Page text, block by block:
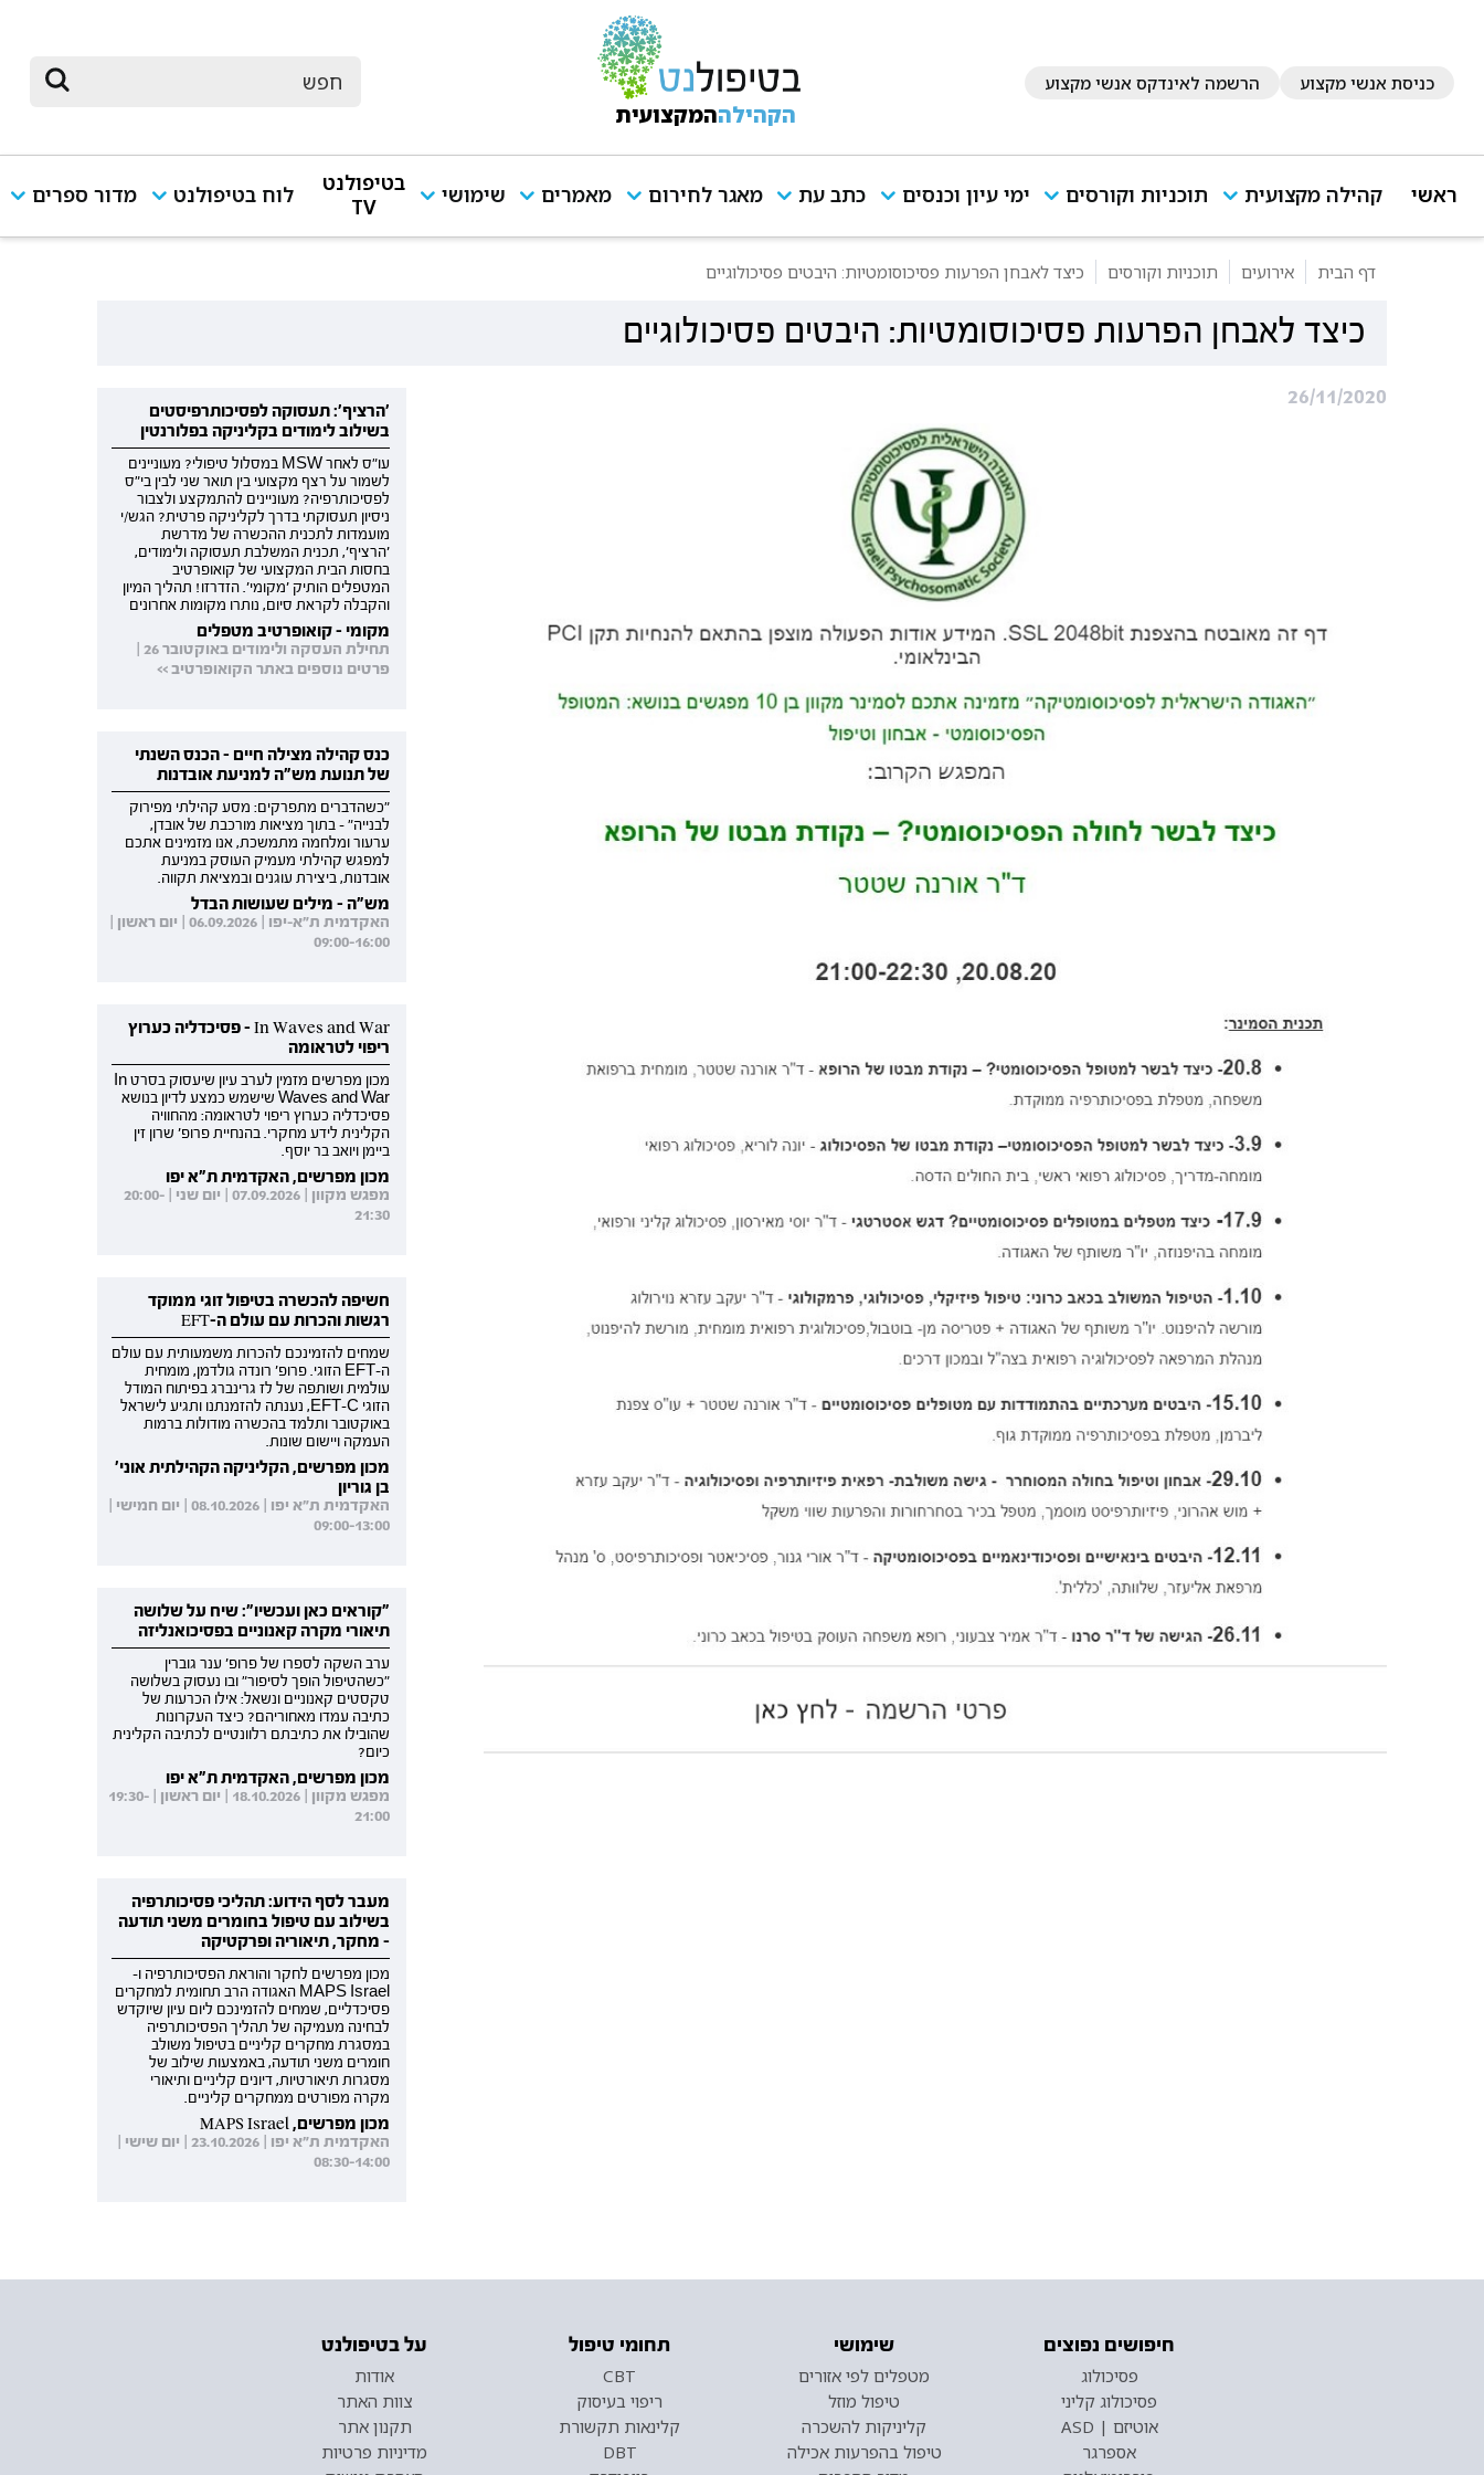
כניסת אנשי מקצוע הרשמה לאינדקס אנשי מקצוע
הקהילההמקצועית
ראשי קהילה מקצועית תוכניות וקורסים ימי עיון וכנסים כתב עת מאגר לחירום מאמרים שימושי
בטיפולנט
TV
לוח בטיפולנט מדור ספרים
דף הבית אירועים תוכניות וקורסים כיצד לאבחן הפרעות פסיכוסומטיות: היבטים פסיכולוגיים
כיצד לאבחן הפרעות פסיכוסומטיות: היבטים פסיכולוגיים
26/11/2020
'הרציף': תעסוקה לפסיכותרפיסטים
בשילוב לימודים בקליניקה בפלורנטין
עו"ס לאחר MSW במסלול טיפולי? מעוניינים
לשמור על רצף מקצועי בין תואר שני לבין בי"ס
לפסיכותרפיה? מעוניינים להתמקצע ולצבור
ניסיון תעסוקתי בדרך לקליניקה פרטית? הגש/י
מועמדות לתכנית ההכשרה של מדרשת
'הרציף', תכנית המשלבת תעסוקה ולימודים,
בחסות הבית המקצועי של קואופרטיב
המטפלים הותיק 'מקומי'. הזדרזו! תהליך המיון
והקבלה לקראת סיום, נותרו מקומות אחרונים
מקומי - קואופרטיב מטפלים
תחילת העסקה ולימודים באוקטובר 26 |
פרטים נוספים באתר הקואופרטיב >>
כנס קהילה מצילה חיים - הכנס השנתי
של תנועת מש"ה למניעת אובדנות
"כשהדברים מתפרקים: מסע קהילתי מפירוק
לבנייה" - בתוך מציאות מורכבת של אובדן,
ערעור ומלחמה מתמשכת, אנו מזמינים אתכם
למפגש קהילתי מעמיק העוסק במניעת
אובדנות, ביצירת עוגנים ובמציאת תקווה.
מש"ה - מילים שעושות הבדל
האקדמית ת"א-יפו | 06.09.2026 | יום ראשון |
09:00-16:00
In Waves and War - פסיכדליה כערוץ
ריפוי לטראומה
מכון מפרשים מזמין לערב עיון שיעסוק בסרט In
Waves and War שישמש כמצע לדיון בנושא
פסיכדליה כערוץ ריפוי לטראומה: מהחוויה
הקלינית לידע מחקרי. בהנחיית פרופ' שרון זין
ביימן ויואב בר יוסף.
מכון מפרשים, האקדמית ת"א יפו
מפגש מקוון | 07.09.2026 | יום שני | 20:00-
21:30
חשיפה להכשרה בטיפול זוגי ממוקד
רגשות והכרות עם עולם ה-EFT
שמחים להזמינכם להכרות משמעותית עם עולם
ה-EFT הזוגי. פרופ' רונדה גולדמן, מומחית
עולמית ושותפה של לז גרינברג בפיתוח המודל
הזוגי EFT-C, נענתה להזמנתנו ותגיע לישראל
באוקטובר ותלמד בהכשרה מודולות ברמות
העמקה ויישום שונות.
מכון מפרשים, הקליניקה הקהילתית אוני'
בן גוריון
האקדמית ת"א יפו | 08.10.2026 | יום חמישי |
09:00-13:00
"קוראים כאן ועכשיו": שיח על שלושה
תיאורי מקרה קאנוניים בפסיכואנליזה
ערב השקה לספרו של פרופ' ענר גוברין
"כשהטיפול הופך לסיפור" ובו נעסוק בשלושה
טקסטים קאנוניים ונשאל: אילו הכרעות של
כתיבה עמדו מאחוריהם? כיצד העקרונות
שהובילו את כתיבתם רלוונטיים לכתיבה הקלינית
כיום?
מכון מפרשים, האקדמית ת"א יפו
מפגש מקוון | 18.10.2026 | יום ראשון | 19:30-
21:00
מעבר לסף הידוע: תהליכי פסיכותרפיה
בשילוב עם טיפול בחומרים משני תודעה
- מחקר, תיאוריה ופרקטיקה
מכון מפרשים לחקר והוראת הפסיכותרפיה ו-
MAPS Israel האגודה הרב תחומית למחקרים
פסיכדליים, שמחים להזמינכם ליום עיון שיוקדש
לבחינה מעמיקה של תהליך הפסיכותרפיה
במסגרת מחקרים קליניים בטיפול משולב
חומרים משני תודעה, באמצעות שילוב של
מסגרות תיאורטיות, דיונים קליניים ותיאורי
מקרה מפורטים ממחקרים קליניים.
מכון מפרשים, MAPS Israel
האקדמית ת"א יפו | 23.10.2026 | יום שישי |
08:30-14:00
חיפושים נפוצים
פסיכולוג
פסיכולוג קליני
אוטיזם | ASD
אספרגר
שימושי
מטפלים לפי אזורים
טיפול מוזל
קליניקות להשכרה
טיפול בהפרעות אכילה
תחומי טיפול
CBT
ריפוי בעיסוק
קלינאות תקשורת
DBT
על בטיפולנט
אודות
צוות האתר
תקנון אתר
מדיניות פרטיות